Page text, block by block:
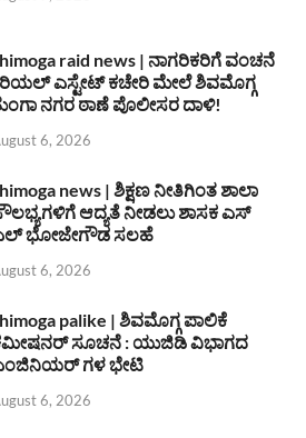
raid news | ನಾಗರಿಕರಿಗೆ ವಂಚನೆ
ಎಸ್ಟೇಟ್ ಕಚೇರಿ ಮೇಲೆ ಶಿವಮೊಗ್ಗ
ನಗರ ಠಾಣೆ ಪೊಲೀಸರ ದಾಳಿ!
6, 2026
news | ಶಿಕ್ಷಣ ನೀತಿಗಿಂತ ಶಾಲಾ
ಆದ್ಯತೆ ನೀಡಲು ಶಾಸಕ ಎಸ್
ಭೋಜೇಗೌಡ ಸಲಹೆ
6, 2026
palike | ಶಿವಮೊಗ್ಗ ಪಾಲಿಕೆ
ಸೂಚನೆ : ಯುಜಿಡಿ ವಿಭಾಗದ
ಗಳ ಭೇಟಿ
6, 2026